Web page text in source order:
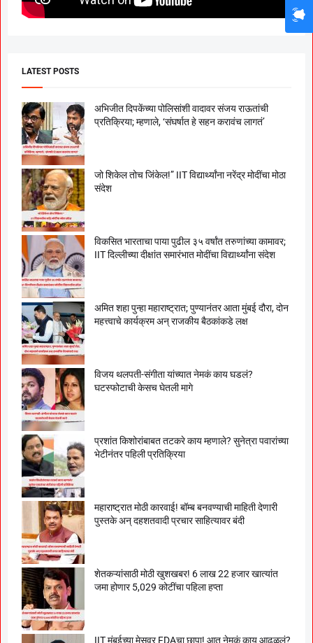
LATEST POSTS
अभिजीत दिपकेंच्या पोलिसांशी वादावर संजय राऊतांची
प्रतिक्रिया; म्हणाले, ‘संघर्षात हे सहन करावंच लागतं’
जो शिकेल तोच जिंकेल!” IIT विद्यार्थ्यांना नरेंद्र मोदींचा मोठा
संदेश
विकसित भारताचा पाया पुढील ३५ वर्षांत तरुणांच्या कामावर;
IIT दिल्लीच्या दीक्षांत समारंभात मोदींचा विद्यार्थ्यांना संदेश
अमित शहा पुन्हा महाराष्ट्रात; पुण्यानंतर आता मुंबई दौरा, दोन
महत्त्वाचे कार्यक्रम अन् राजकीय बैठकांकडे लक्ष
विजय थलपती-संगीता यांच्यात नेमकं काय घडलं?
घटस्फोटाची केसच घेतली मागे
प्रशांत किशोरांबाबत तटकरे काय म्हणाले? सुनेत्रा पवारांच्या
भेटीनंतर पहिली प्रतिक्रिया
महाराष्ट्रात मोठी कारवाई! बॉम्ब बनवण्याची माहिती देणारी
पुस्तके अन् दहशतवादी प्रचार साहित्यावर बंदी
शेतकऱ्यांसाठी मोठी खुशखबर! 6 लाख 22 हजार खात्यांत
जमा होणार 5,029 कोटींचा पहिला हप्ता
IIT मुंबईच्या मेसवर FDAचा छापा! आत नेमकं काय आढळलं?